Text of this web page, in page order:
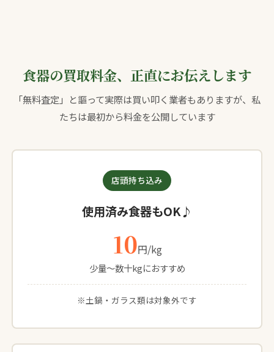
食器の買取料金、正直にお伝えします
「無料査定」と謳って実際は買い叩く業者もありますが、私
たちは最初から料金を公開しています
店頭持ち込み
使用済み食器もOK♪
10円/kg
少量〜数十kgにおすすめ
※土鍋・ガラス類は対象外です